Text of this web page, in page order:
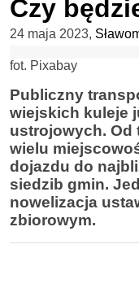
Czy
24 maja 2023,
fot. Pixabay
Publiczny
wiejskich kuleje
ustrojowych. Od
wielu
dojazdu do
siedzib gmin.
nowelizacja
zbiorowym.